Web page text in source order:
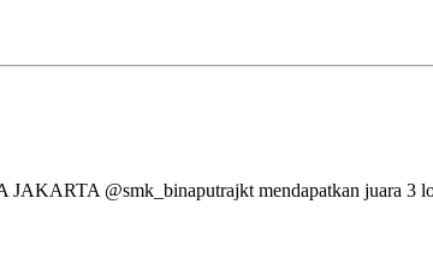
@smk_binaputrajkt mendapatkan juara 3